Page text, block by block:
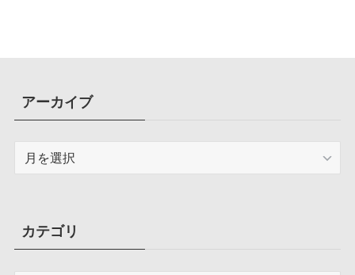
アーカイブ
ブカテゴリ